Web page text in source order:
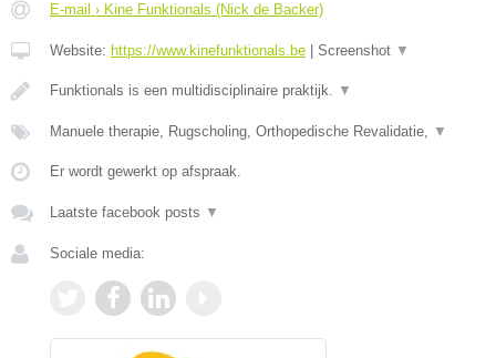
E-mail › Kine Funktionals (Nick de Backer)
Website: https://www.kinefunktionals.be Screenshot ▼
Funktionals is een multidisciplinaire praktijk. ▼
Manuele therapie, Rugscholing, Orthopedische Revalidatie, ▼
Er wordt gewerkt op afspraak.
Laatste facebook posts ▼
Sociale media: